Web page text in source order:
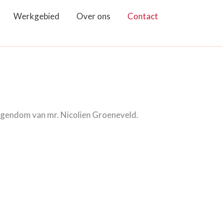
Werkgebied Over ons
Contact
van mr. Nicolien Groeneveld.